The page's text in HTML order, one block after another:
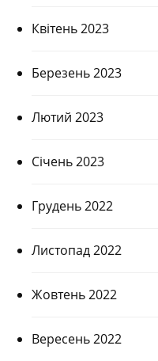
Квітень 2023
Березень 2023
Лютий 2023
Січень 2023
Грудень 2022
Листопад 2022
Жовтень 2022
Вересень 2022